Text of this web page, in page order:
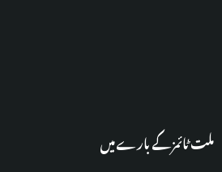
ملت ٹائمز کے بارے میں